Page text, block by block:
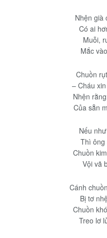
Nhện già
Có ai
Muỗi,
Mắc
Chuồn
– Cháu
Nhện
Của sẵn
Nếu
Thì ông
Chuồn
Vội vã
Cánh
Bị tơ
Chuồn
Treo lơ